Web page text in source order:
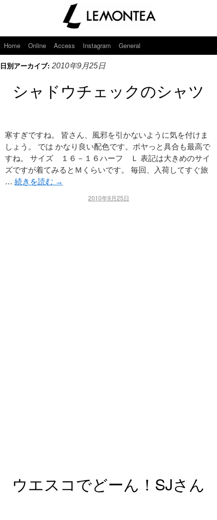
Home Online Access Instagram General
日別アーカイブ: 2010年9月25日
シャドウチェックのシャツ
寒すぎですね。 皆さん、風邪を引かないように気を付けま
しょう。 では かなり良い配色です。ボヤっと具合も最高で
すね。 サイズ １６－１６ハーフ Ｌ 表記は大きめのサイ
ズですが着てみるとＭくらいです。 毎回、入荷してすぐ旅
… 続きを読む →
2010年9月25日
ウエスコでどーん！SJさん